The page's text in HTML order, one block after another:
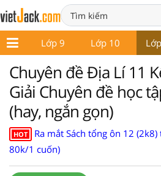
8 Lớp 9 Lớp 10
Chuyên đề Địa Lí 11
Giải Chuyên đề học
(hay, ngắn gọn)
HOT
Ra mắt Sách tổng ôn 12
80k/1 cuốn)